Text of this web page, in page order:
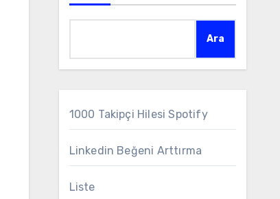
Ara
1000 Takipçi Hilesi Spotify
Linkedin Beğeni Arttırma
Liste